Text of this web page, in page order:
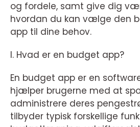
og fordele, samt give dig
hvordan du kan vælge den
app til dine behov.
I. Hvad er en budget app?
En budget app er en
hjælper brugerne med at
administrere deres
tilbyder typisk forskellige